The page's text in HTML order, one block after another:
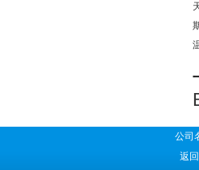
公司
返